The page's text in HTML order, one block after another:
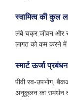
स्वामित्व की कुल
लंबे चक्र जीवन और
लागत को कम करने में
स्मार्ट ऊर्जा प्रबंधन
पीवी स्व-उपभोग,
अनुकूलन का समर्थन